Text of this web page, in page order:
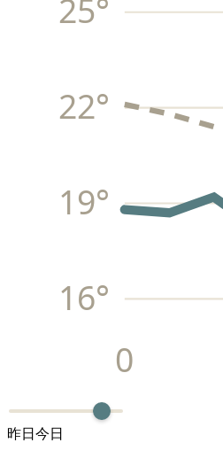
16°
19°
22°
25°
0
昨日今日